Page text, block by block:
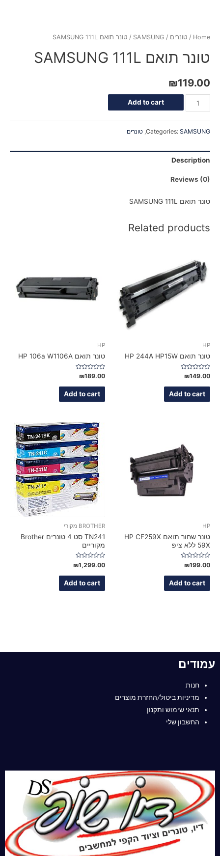
Home
/ טונרים /
SAMSUNG / טונר תואם SAMSUNG 111L
טונר תואם SAMSUNG 111L
₪119.00
Add to cart
Categories: SAMSUNG
, טונרים
Description
Reviews (0)
טונר תואם SAMSUNG 111L
Related products
HP
טונר תואם HP 244A HP15W
Rated
0
out
₪149.00
Add to cart
HP
טונר תואם HP 106a W1106A
Rated
0
out
₪189.00
Add to cart
HP
טונר שחור תואם HP CF259X
59X ללא ציפ
Rated
0
out
₪199.00
Add to cart
BROTHER מקורי
TN241 סט 4 טונרים Brother
מקוריים
Rated
0
out
₪1,299.00
Add to cart
עמודים
חנות
מדיניות ביטול/החזרת מוצרים
תנאי שימוש ותקנון
החשבון שלי